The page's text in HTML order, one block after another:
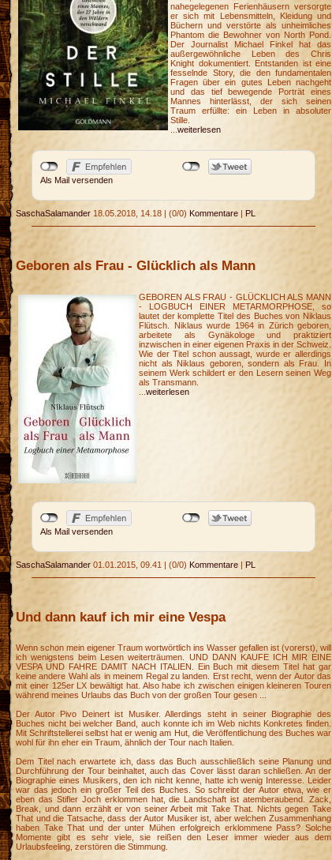
nahegelegenen Ferienhäusern versorgte
er sich mit Lebensmitteln, Kleidung und
Büchern und verstörte als unheimliches
Phantom die Bewohner von North Pond.
Der Journalist Michael Finkel hat das
außergewöhnliche Leben des Chris
Knight dokumentiert. Entstanden ist eine
fesselnde Story, die den fundamentalen
Fragen über ein gutes Leben nachgeht
und das tief bewegende Porträt eines
Mannes hinterlässt, der sich seinen
Traum erfüllte: ein Leben in absoluter
Stille.
weiterlesen
Als Mail versenden
SaschaSalamander 18.05.2018, 14.18 | (0/0) Kommentare | PL
Geboren als Frau - Glücklich als Mann
GEBOREN ALS FRAU - GLÜCKLICH ALS MANN
- LOGBUCH EINER METARMORPHOSE, so
lautet der komplette Titel des Buches von Niklaus
Flütsch. Niklaus wurde 1964 in Zürich geboren,
arbeitete als Gynäkologe und praktiziert
inzwischen in einer eigenen Praxis in der Schweiz.
Wie der Titel schon aussagt, wurde er allerdings
nicht als Niklaus geboren, sondern als Frau. In
seinem Werk schildert er den Lesern seinen Weg
als Transmann.
weiterlesen
Als Mail versenden
SaschaSalamander 01.01.2015, 09.41 | (0/0) Kommentare | PL
Und dann kauf ich mir eine Vespa
Wenn schon mein eigener Traum wortwörtlich ins Wasser gefallen ist (vorerst), will
ich wenigstens beim Lesen weiterträumen. UND DANN KAUFE ICH MIR EINE
VESPA UND FAHRE DAMIT NACH ITALIEN. Ein Buch mit diesem Titel hat gar
keine andere Wahl als in meinem Regal zu landen. Erst recht, wenn der Autor das
mit einer 125er LX bewältigt hat. Also habe ich zwischen einigen kleineren Touren
während meines Urlaubs das Buch von der großen Tour gesen ...
Der Autor Pivo Deinert ist Musiker. Allerdings steht in seiner Biographie des
Buches nicht bei welcher Band, auch konnte ich im Web nichts Konkretes finden.
Mit Schriftstellerei selbst hat er wenig am Hut, die Veröffentlichung des Buches war
wohl für ihn eher ein Traum, ähnlich der Tour nach Italien.
Dem Titel nach erwartete ich, dass das Buch ausschließlich seine Planung und
Durchführung der Tour beinhaltet, auch das Cover lässt daran schließen. An der
Biographie eines Musikers, den ich nicht kenne, hatte ich wenig Interesse. Leider
war das jedoch ein großer Teil des Buches. So schreibt der Autor etwa, wie er
eben das Stifler Joch erklommen hat, die Landschaft ist atemberaubend. Zack,
Break, und dann erzählt er von seiner Arbeit mit Take That. Nichts gegen Take
That und die Tatsache, dass der Autor Musiker ist, aber welchen Zusammenhang
haben Take That und der unter Mühen erfolgreich erklommene Pass? Solche
Momente gibt es sehr viele, sie reißen den Leser immer wieder aus dem
Urlaubsfeeling, zerstören die Stimmung.